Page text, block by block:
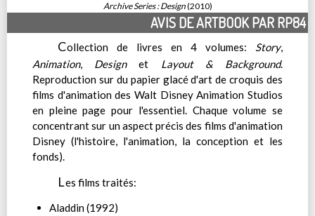
Archive Series : Design(2010)
AVIS DE ARTBOOK PAR RP84
Collection de livres en 4 volumes: Story,
Animation, Designet Layout & Background.
Reproduction sur du papier glacé d'art de croquis des
films d'animation des Walt Disney Animation Studios
en pleine page pour l'essentiel. Chaque volume se
concentrant sur un aspect précis des films d'animation
Disney (l'histoire, l'animation, la conception et les
fonds).
Les films traités:
Aladdin (1992)